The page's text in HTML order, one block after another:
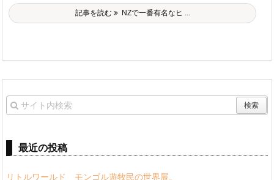
記事を読む NZで一番有名なヒ ...
最近の投稿
リトルワールド モンゴル遊牧民の世界展。